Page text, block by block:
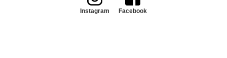
Instagram Facebook